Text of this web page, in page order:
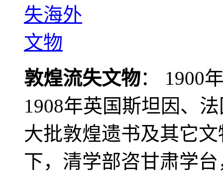
敦煌流失文物： 1900
1908年英国斯坦因、
大批敦煌遗书及其它
下，清学部咨甘肃学